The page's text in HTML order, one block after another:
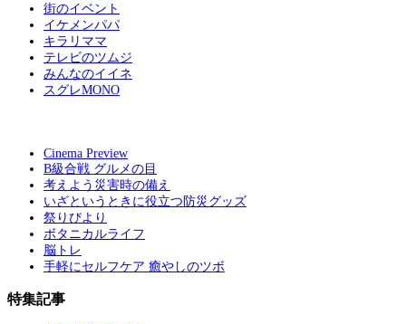
街のイベント
イケメンパパ
キラリママ
テレビのツムジ
みんなのイイネ
スグレMONO
Cinema Preview
B級合戦 グルメの目
考えよう災害時の備え
いざというときに役立つ防災グッズ
祭りびより
ボタニカルライフ
脳トレ
手軽にセルフケア 癒やしのツボ
特集記事